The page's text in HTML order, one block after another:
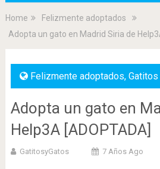
Home
Felizmente adoptados
Adopta un gato en Madrid Siria de
Felizmente adoptados, Gatitos
Adopta un gato en
Help3A [ADOPTADA]
GatitosyGatos 7 Años Ago